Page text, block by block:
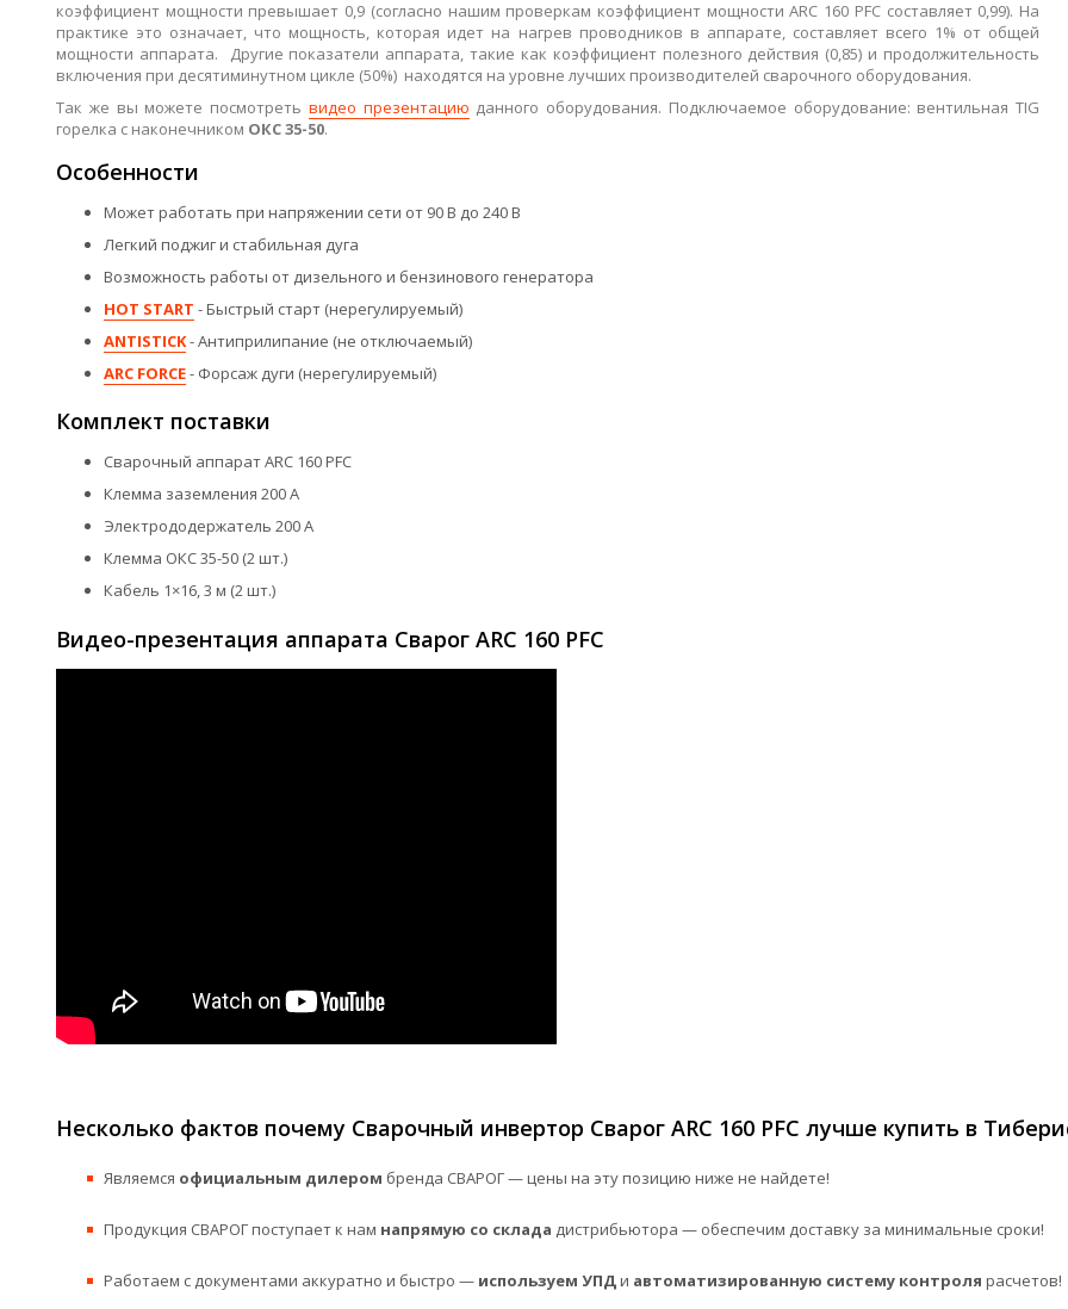
коэффициент мощности превышает 0,9 (согласно нашим проверкам коэффициент мощности ARC 160 PFC составляет 0,99). На
практике это означает, что мощность, которая идет на нагрев проводников в аппарате, составляет всего 1% от общей
мощности аппарата. Другие показатели аппарата, такие как коэффициент полезного действия (0,85) и продолжительность
включения при десятиминутном цикле (50%) находятся на уровне лучших производителей сварочного оборудования.
Так же вы можете посмотреть видео презентацию данного оборудования. Подключаемое оборудование: вентильная TIG
горелка с наконечником ОКС 35-50.
Особенности
Может работать при напряжении сети от 90 В до 240 В
Легкий поджиг и стабильная дуга
Возможность работы от дизельного и бензинового генератора
HOT START - Быстрый старт (нерегулируемый)
ANTISTICK- Антиприлипание (не отключаемый)
ARC FORCE- Форсаж дуги (нерегулируемый)
Комплект поставки
Сварочный аппарат ARC 160 PFC
Клемма заземления 200 А
Электрододержатель 200 А
Клемма ОКС 35-50 (2 шт.)
Кабель 1×16, 3 м (2 шт.)
Видео-презентация аппарата Сварог ARC 160 PFC
Несколько фактов почему Сварочный инвертор Сварог ARC 160 PFC лучше купить в
Являемся официальным дилером бренда СВАРОГ — цены на эту позицию ниже не найдете!
Продукция СВАРОГ поступает к нам напрямую со склада дистрибьютора — обеспечим доставку за минимальные сроки!
Работаем с документами аккуратно и быстро — используем УПДи автоматизированную систему контроля расчетов!